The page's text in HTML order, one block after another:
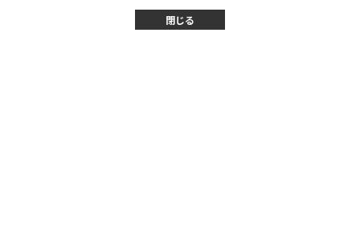
閉じる